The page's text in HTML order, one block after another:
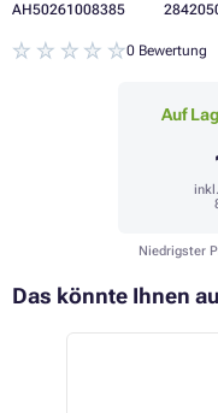
AH50261008385
0 Bewertung
Auf
Niedrigster
Das könnte Ihnen